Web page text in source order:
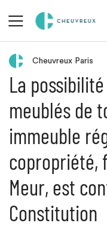
Retour aux actualités
Cheuvreux Paris
La
meublés de
immeuble
copropriété,
Meur, est
Constitution